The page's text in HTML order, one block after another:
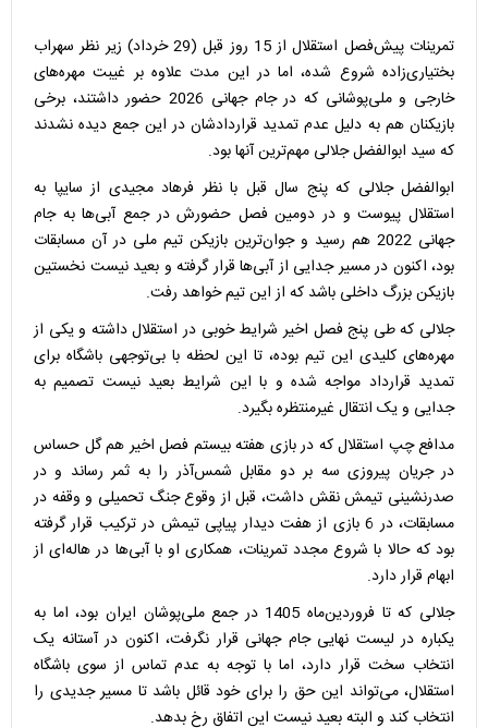
تمرینات پیش‌فصل استقلال از 15 روز قبل (29 خرداد) زیر نظر سهراب
بختیاری‌زاده شروع شده، اما در این مدت علاوه بر غیبت مهره‌های
خارجی و ملی‌پوشانی که در جام جهانی 2026 حضور داشتند، برخی
بازیکنان هم به دلیل عدم تمدید قراردادشان در این جمع دیده نشدند
که سید ابوالفضل جلالی مهم‌ترین آنها بود.
ابوالفضل جلالی که پنج سال قبل با نظر فرهاد مجیدی از سایپا به
استقلال پیوست و در دومین فصل حضورش در جمع آبی‌ها به جام
جهانی 2022 هم رسید و جوان‌ترین بازیکن تیم ملی در آن مسابقات
بود، اکنون در مسیر جدایی از آبی‌ها قرار گرفته و بعید نیست نخستین
بازیکن بزرگ داخلی باشد که از این تیم خواهد رفت.
جلالی که طی پنج فصل اخیر شرایط خوبی در استقلال داشته و یکی از
مهره‌های کلیدی این تیم بوده، تا این لحظه با بی‌توجهی باشگاه برای
تمدید قرارداد مواجه شده و با این شرایط بعید نیست تصمیم به
جدایی و یک انتقال غیرمنتظره بگیرد.
مدافع چپ استقلال که در بازی هفته بیستم فصل اخیر هم گل حساس
در جریان پیروزی سه بر دو مقابل شمس‌آذر را به ثمر رساند و در
صدرنشینی تیمش نقش داشت، قبل از وقوع جنگ تحمیلی و وقفه در
مسابقات، در 6 بازی از هفت دیدار پیاپی تیمش در ترکیب قرار گرفته
بود که حالا با شروع مجدد تمرینات، همکاری او با آبی‌ها در هاله‌ای از
ابهام قرار دارد.
جلالی که تا فروردین‌ماه 1405 در جمع ملی‌پوشان ایران بود، اما به
یکباره در لیست نهایی جام جهانی قرار نگرفت، اکنون در آستانه یک
انتخاب سخت قرار دارد، اما با توجه به عدم تماس از سوی باشگاه
استقلال، می‌تواند این حق را برای خود قائل باشد تا مسیر جدیدی را
انتخاب کند و البته بعید نیست این اتفاق رخ بدهد.